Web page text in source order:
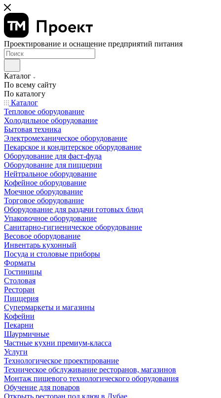
Проектирование и оснащение предприятий питания
Каталог
По всему сайту
По каталогу
Каталог
Тепловое оборудование
Холодильное оборудование
Бытовая техника
Электромеханическое оборудование
Пекарское и кондитерское оборудование
Оборудование для фаст-фуда
Оборудование для пиццерии
Нейтральное оборудование
Кофейное оборудование
Моечное оборудование
Торговое оборудование
Оборудование для раздачи готовых блюд
Упаковочное оборудование
Санитарно-гигиеническое оборудование
Весовое оборудование
Инвентарь кухонный
Посуда и столовые приборы
Форматы
Гостиницы
Столовая
Ресторан
Пиццерия
Супермаркеты и магазины
Кофейни
Пекарни
Шаурмичные
Частные кухни премиум-класса
Услуги
Технологическое проектирование
Техническое обслуживание ресторанов, магазинов
Монтаж пищевого технологического оборудования
Обучение для поваров
Открыть ресторан под ключ в Дубае